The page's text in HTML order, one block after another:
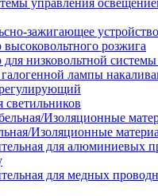
управления
зажигающее устройство
розжига
низковольтной
лампы
светильников
Изоляционные
для алюминиевых
для медных